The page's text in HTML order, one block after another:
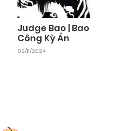
Judge Bao | Bao
Công Kỳ Án
02/11/2024